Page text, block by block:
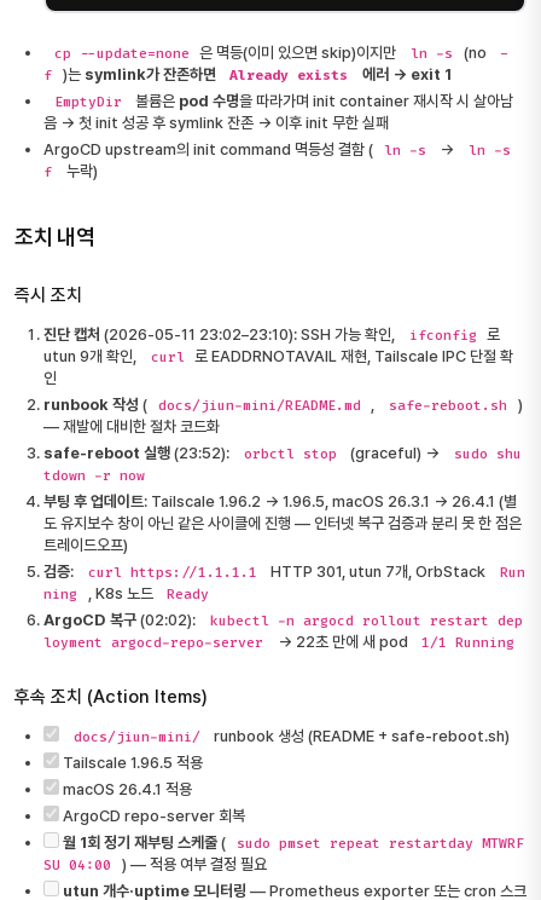
cp --update=none 은 멱등(이미 있으면 skip)이지만 ln -s (no
-
f )는 symlink가 잔존하면 Already exists
에러 → exit 1
EmptyDir
볼륨은 pod 수명을 따라가며 init container 재시작 시 살아남
음 → 첫 init 성공 후 symlink 잔존 → 이후 init 무한 실패
ArgoCD upstream의 init command 멱등성 결함 (
ln -s →
ln -s
f
누락)
조치 내역
즉시 조치
진단 캡처 (2026-05-11 23:02–23:10): SSH 가능 확인, ifconfig
로
utun 9개 확인,
curl
로 EADDRNOTAVAIL 재현, Tailscale IPC 단절 확
인
runbook 작성 ( docs/jiun-mini/README.md , safe-reboot.sh
)
— 재발에 대비한 절차 코드화
safe-reboot 실행 (23:52): orbctl stop (graceful) →
sudo shu
tdown -r now
부팅 후 업데이트: Tailscale 1.96.2 → 1.96.5, macOS 26.3.1 → 26.4.1 (별
도 유지보수 창이 아닌 같은 사이클에 진행 — 인터넷 복구 검증과 분리 못 한 점은
트레이드오프)
검증: curl https://1.1.1.1 HTTP 301, utun 7개, OrbStack
Run
ning
, K8s 노드
Ready
ArgoCD 복구 (02:02):
kubectl -n argocd rollout restart dep
loyment argocd-repo-server
→ 22초 만에 새 pod 1/1 Running
후속 조치 (Action Items)
docs/jiun-mini/
runbook 생성 (README + safe-reboot.sh)
Tailscale 1.96.5 적용
macOS 26.4.1 적용
ArgoCD repo-server 회복
월 1회 정기 재부팅 스케줄 (
sudo pmset repeat restartday MTWRF
SU 04:00
) — 적용 여부 결정 필요
utun 개수·uptime 모니터링 — Prometheus exporter 또는 cron 스크